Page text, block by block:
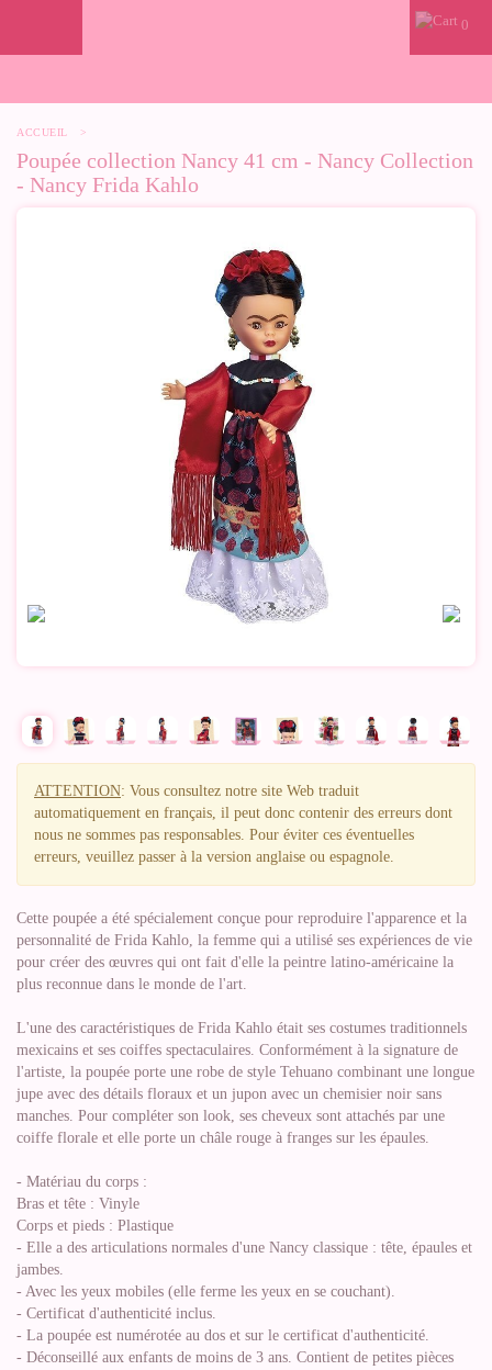
0
ACCUEIL >
Poupée collection Nancy 41 cm - Nancy Collection
- Nancy Frida Kahlo
ATTENTION: Vous consultez notre site Web traduit
automatiquement en français, il peut donc contenir des erreurs dont
nous ne sommes pas responsables. Pour éviter ces éventuelles
erreurs, veuillez passer à la version anglaise ou espagnole.
Cette poupée a été spécialement conçue pour reproduire l'apparence et la
personnalité de Frida Kahlo, la femme qui a utilisé ses expériences de vie
pour créer des œuvres qui ont fait d'elle la peintre latino-américaine la
plus reconnue dans le monde de l'art.
L'une des caractéristiques de Frida Kahlo était ses costumes traditionnels
mexicains et ses coiffes spectaculaires. Conformément à la signature de
l'artiste, la poupée porte une robe de style Tehuano combinant une longue
jupe avec des détails floraux et un jupon avec un chemisier noir sans
manches. Pour compléter son look, ses cheveux sont attachés par une
coiffe florale et elle porte un châle rouge à franges sur les épaules.
- Matériau du corps :
Bras et tête : Vinyle
Corps et pieds : Plastique
- Elle a des articulations normales d'une Nancy classique : tête, épaules et
jambes.
- Avec les yeux mobiles (elle ferme les yeux en se couchant).
- Certificat d'authenticité inclus.
- La poupée est numérotée au dos et sur le certificat d'authenticité.
- Déconseillé aux enfants de moins de 3 ans. Contient de petites pièces